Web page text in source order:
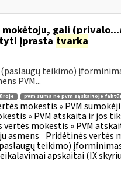
mokėtoju, gali
įprasta tvarka
teikimo)
PVM...
pvm suma ne pvm sąskaitoje
mokestis » PVM
» PVM atskaita ir jos
vertės mokestis » PVM
asmens Pridėtinės vertės
teikimo)
apskaitai (IX